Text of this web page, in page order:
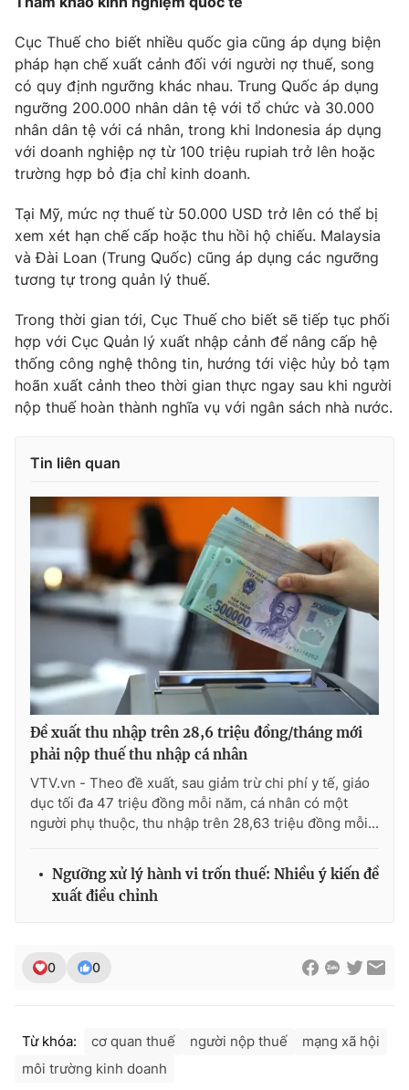
Cục Thuế cho biết nhiều quốc gia cũng áp dụng biện
pháp hạn chế xuất cảnh đối với người nợ thuế, song
có quy định ngưỡng khác nhau. Trung Quốc áp dụng
ngưỡng 200.000 nhân dân tệ với tổ chức và 30.000
nhân dân tệ với cá nhân, trong khi Indonesia áp dụng
với doanh nghiệp nợ từ 100 triệu rupiah trở lên hoặc
trường hợp bỏ địa chỉ kinh doanh.
Tại Mỹ, mức nợ thuế từ 50.000 USD trở lên có thể bị
xem xét hạn chế cấp hoặc thu hồi hộ chiếu. Malaysia
và Đài Loan (Trung Quốc) cũng áp dụng các ngưỡng
tương tự trong quản lý thuế.
Trong thời gian tới, Cục Thuế cho biết sẽ tiếp tục phối
hợp với Cục Quản lý xuất nhập cảnh để nâng cấp hệ
thống công nghệ thông tin, hướng tới việc hủy bỏ tạm
hoãn xuất cảnh theo thời gian thực ngay sau khi người
nộp thuế hoàn thành nghĩa vụ với ngân sách nhà nước.
Tin liên quan
Đề xuất thu nhập trên 28,6 triệu đồng/tháng mới
phải nộp thuế thu nhập cá nhân
VTV.vn - Theo đề xuất, sau giảm trừ chi phí y tế, giáo
dục tối đa 47 triệu đồng mỗi năm, cá nhân có một
người phụ thuộc, thu nhập trên 28,63 triệu đồng mỗi...
Ngưỡng xử lý hành vi trốn thuế: Nhiều ý kiến đề
xuất điều chỉnh
0 0
Từ khóa: cơ quan thuế người nộp thuế
mạng xã hội
môi trường kinh doanh